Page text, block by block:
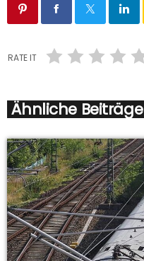
RATE IT
Ähnliche Beiträge